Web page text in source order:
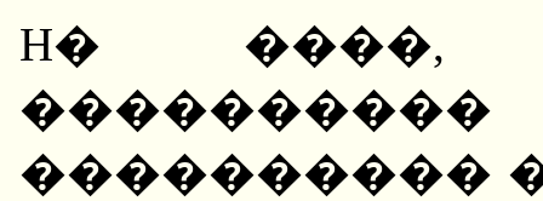
H� ����,
����������